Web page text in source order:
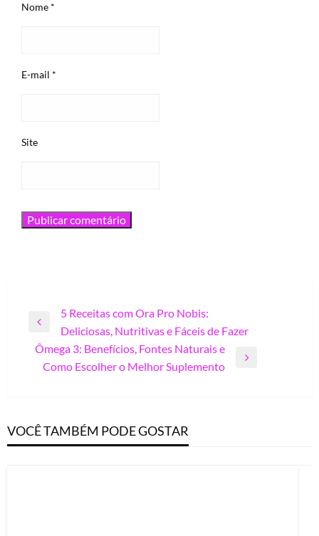
Nome *
E-mail *
Site
Navegação
Post
Previous
Post
5 Receitas com Ora Pro Nobis:
Deliciosas, Nutritivas e Fáceis de Fazer
Next
Ômega 3: Benefícios, Fontes Naturais e
Como Escolher o Melhor Suplemento
VOCÊ TAMBÉM PODE GOSTAR